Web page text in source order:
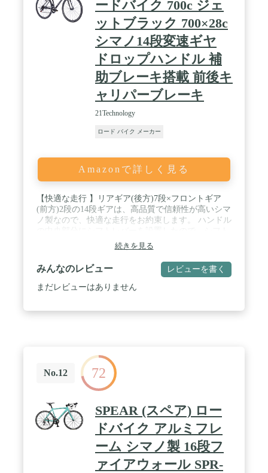
ードバイク 700c ジェ
ットブラック 700×28c
シマノ14段変速ギヤ
ドロップハンドル 補
助ブレーキ搭載 前後キ
ャリパーブレーキ
21Technology
ロード バイク メーカー
Amazonで詳しく見る
【快適な走行 】リアギア(後方)7段×フロントギア
(前方)2段の14段ギアは、高品質で信頼性が高いシマ
ノ製なので、快適な走行をお約束します。 ハンドル
チェンジの際に手を放す必要はありません。 / 【軽
量化を実現、振動吸収 】フレームにスチールを使用
することでスタイリッシュな細身シルエットと軽量
化を実現。 さらにスチールフレームは振動を吸収し
てくれる能力が高いので、地面からの衝撃を適度に
ているのでしっかりとした握り心地を実現してくれ
ます。 初心者でも安心の補助ブレーキなので、操作
に不安をお持ちの方のために、ハンドル水平部分に
も補助ブレーキを搭載しています。 ロードバイク初
心者の方や、街乗りをメインにお考えの方にも安心
してお使いいただけます。 / 【サイズ】 本体サイズ
長さ：約1720mm×幅：約450mm×高さ：880mm～
920mm サドル高さ：約800mm～約920mm ハンドル
高さ：約880mm～約920mm 総重量：約16.5kg 適応
身長：約155cm～ ※個人差があります 適応体重：
～75kg ※前後タイヤの適正空気圧条件下 タイヤ
続きを見る
みんなのレビュー レビューを書く
まだレビューはありません
No.12 72
SPEAR (スペア) ロー
ドバイク アルミフレ
ーム シマノ製 16段フ
ァイアウォール SPR-